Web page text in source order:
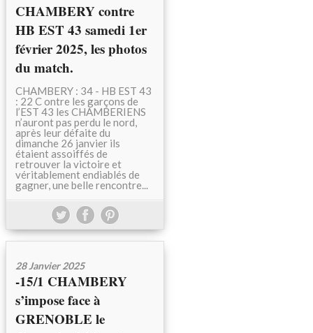
CHAMBERY contre
HB EST 43 samedi 1er
février 2025, les photos
du match.
CHAMBERY : 34 - HB EST 43
: 22 C ontre les garçons de
l’EST 43 les CHAMBERIENS
n’auront pas perdu le nord,
après leur défaite du
dimanche 26 janvier ils
étaient assoiffés de
retrouver la victoire et
véritablement endiablés de
gagner, une belle rencontre...
28 Janvier 2025
-15/1 CHAMBERY
s’impose face à
GRENOBLE le